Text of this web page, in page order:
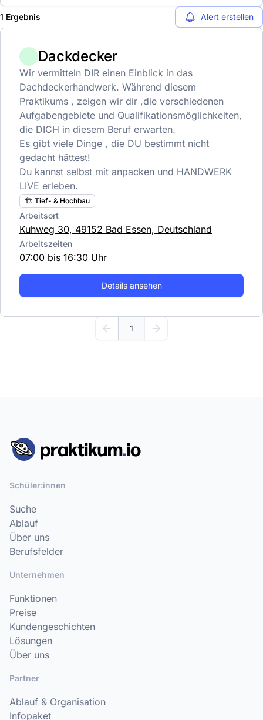
1 Ergebnis Alert erstellen
Dackdecker
Wir vermitteln DIR einen Einblick in das
Dachdeckerhandwerk. Während diesem
Praktikums , zeigen wir dir ,die verschiedenen
Aufgabengebiete und Qualifikationsmöglichkeiten,
die DICH in diesem Beruf erwarten.
Es gibt viele Dinge , die DU bestimmt nicht
gedacht hättest!
Du kannst selbst mit anpacken und HANDWERK
LIVE erleben.
🏗️ Tief- & Hochbau
Arbeitsort
Kuhweg 30, 49152 Bad Essen, Deutschland
Arbeitszeiten
07:00 bis 16:30 Uhr
Details ansehen
1
Schüler:innen
Suche
Ablauf
Über uns
Berufsfelder
Unternehmen
Funktionen
Preise
Kundengeschichten
Lösungen
Über uns
Partner
Ablauf & Organisation
Infopaket